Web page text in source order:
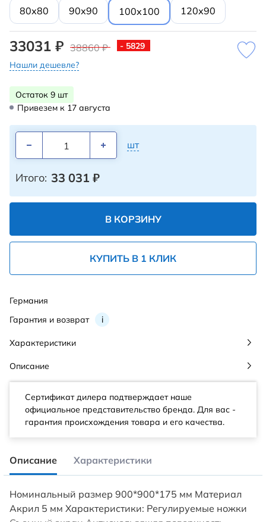
80х80 90х90 100х100 120х90
33031 ₽ 38860 ₽
- 5829
Нашли дешевле?
Остаток 9 шт
Привезем к 17 августа
шт
Итого: 33 031 ₽
В КОРЗИНУ
КУПИТЬ В 1 КЛИК
Гарантия и возврат i
Германия
Характеристики
Описание
Сертификат дилера подтверждает наше
официальное представительство бренда. Для вас -
гарантия происхождения товара и его качества.
Описание Характеристики
Номинальный размер 900*900*175 мм Материал
Акрил 5 мм Характеристики: Регулируемые ножки